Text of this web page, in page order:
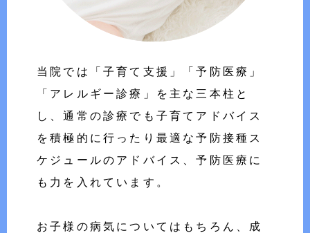
当院では「子育て支援」「予防医療」
「アレルギー診療」を主な三本柱と
し、通常の診療でも子育てアドバイス
を積極的に行ったり最適な予防接種ス
ケジュールのアドバイス、予防医療に
も力を入れています。
お子様の病気についてはもちろん、成